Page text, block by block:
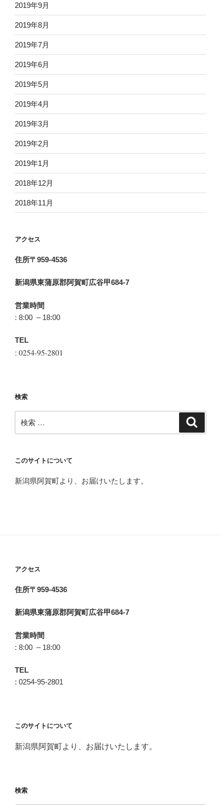
2019年9月
2019年8月
2019年7月
2019年6月
2019年5月
2019年4月
2019年3月
2019年2月
2019年1月
2018年12月
2018年11月
アクセス
住所〒959-4536
新潟県東蒲原郡阿賀町広谷甲684-7
営業時間
: 8:00 – 18:00
TEL
: 0254-95-2801
検索
検
索:
このサイトについて
新潟県阿賀町より、お届けいたします。
アクセス
住所〒959-4536
新潟県東蒲原郡阿賀町広谷甲684-7
営業時間
: 8:00 – 18:00
TEL
: 0254-95-2801
このサイトについて
新潟県阿賀町より、お届けいたします。
検索